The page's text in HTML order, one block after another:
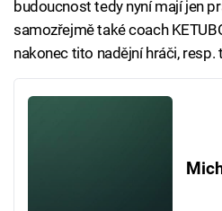
budoucnost tedy nyní mají jen
samozřejmě také coach
nakonec tito nadějní hráči, resp.